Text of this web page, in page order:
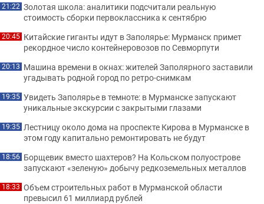
21:22 Золотая школа: аналитики подсчитали реальную
стоимость сборки первоклассника к сентябрю
20:45 Китайские гиганты идут в Заполярье: Мурманск примет
рекордное число контейнеровозов по Севморпути
20:13 Машина времени в окнах: жителей Заполярного заставили
угадывать родной город по ретро-снимкам
19:35 Увидеть Заполярье в темноте: в Мурманске запускают
уникальные экскурсии с закрытыми глазами
19:35 Лестницу около дома на проспекте Кирова в Мурманске в
этом году капитально ремонтировать не будут
18:56 Борщевик вместо шахтеров? На Кольском полуострове
запускают «зеленую» добычу редкоземельных металлов
18:33 Объем строительных работ в Мурманской области
превысил 61 миллиард рублей